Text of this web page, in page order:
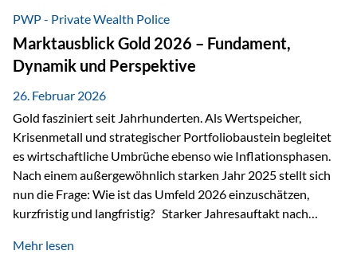
unbürokratisch übertragen, ohne ausschließlich auf ein
Testament angewiesen zu sein? Wenn klassische Lösungen
nicht ausreichen Traditionelle Nachlassregelungen stoßen
oft…
PWP - Private Wealth Police
Marktausblick Gold 2026 – Fundament,
Dynamik und Perspektive
26. Februar 2026
Gold fasziniert seit Jahrhunderten. Als Wertspeicher,
Krisenmetall und strategischer Portfoliobaustein begleitet
es wirtschaftliche Umbrüche ebenso wie Inflationsphasen.
Nach einem außergewöhnlich starken Jahr 2025 stellt sich
nun die Frage: Wie ist das Umfeld 2026 einzuschätzen,
kurzfristig und langfristig? Starker Jahresauftakt nach
Dynamik in das Jahr 2026 gestartet. Zwischen dem
Mehr lesen